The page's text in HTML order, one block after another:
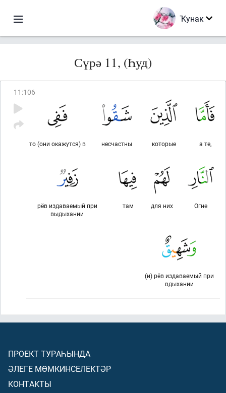
Ҡунак
Сүрә 11, (Һуд)
11 :106
а те,
которые
несчастны
то (они окажутся) в
Огне
для них
там
рёв издаваемый при
выдыхании
(и) рёв издаваемый при
вдыхании
ПРОЕКТ ТУРАҺЫНДА
ӘЛЕГЕ МӨМКИНСЕЛЕКТӘР
КОНТАКТЫ